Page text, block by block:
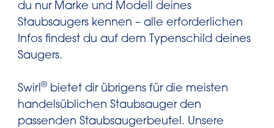
du nur Marke und Modell deines
Staubsaugers kennen – alle erforderlichen
Infos findest du auf dem Typenschild deines
Saugers.
Swirl ® bietet dir übrigens für die meisten
handelsüblichen Staubsauger den
passenden Staubsaugerbeutel. Unsere